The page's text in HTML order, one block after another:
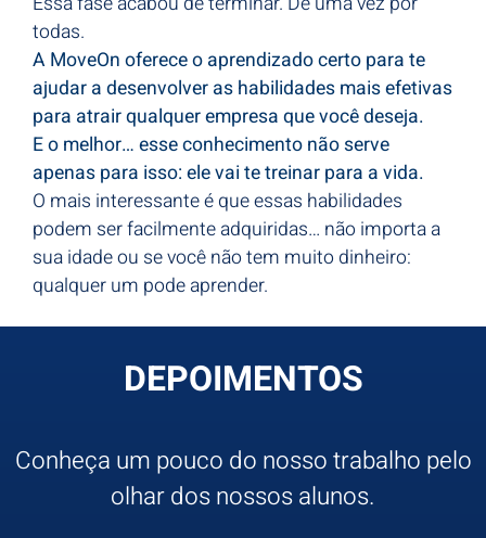
todas.
A MoveOn oferece o aprendizado certo para te
ajudar a desenvolver as habilidades mais efetivas
para atrair qualquer empresa que você deseja.
E o melhor… esse conhecimento não serve
apenas para isso: ele vai te treinar para a vida.
O mais interessante é que essas habilidades
podem ser facilmente adquiridas… não importa a
sua idade ou se você não tem muito dinheiro:
qualquer um pode aprender.
DEPOIMENTOS
Conheça um pouco do nosso trabalho pelo
olhar dos nossos alunos.